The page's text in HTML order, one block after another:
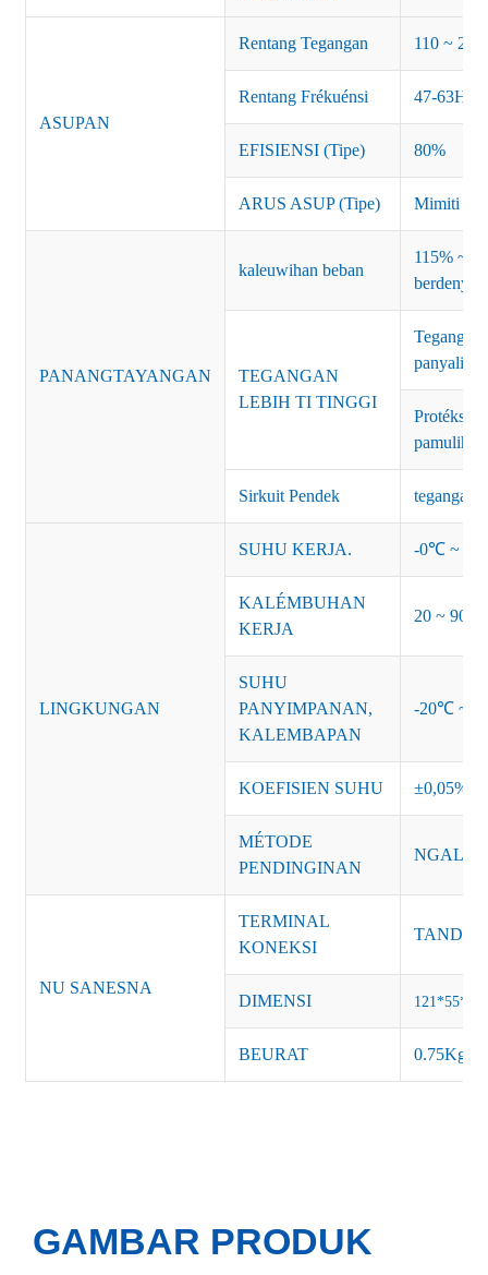
ASUPAN
Rentang Tegangan 110 ~
Rentang Frékuénsi 47-63Hz
EFISIENSI (Tipe) 80%
ARUS ASUP (Tipe) Mimiti
PANANGTAYANGAN
kaleuwihan beban
115% ~
berdenyut
TEGANGAN
LEBIH TI TINGGI
Tegangan
Protéksi:
Sirkuit Pendek tegangan
LINGKUNGAN
SUHU KERJA. -0℃ ~
KALÉMBUHAN
KERJA
20 ~ 90%
SUHU
PANYIMPANAN,
KALEMBAPAN
-20℃ ~
KOEFISIEN SUHU ±0,05%/
MÉTODE
PENDINGINAN
NU SANESNA
TERMINAL
KONEKSI
TANDA:
DIMENSI
BEURAT 0.75Kg/
GAMBAR PRODUK